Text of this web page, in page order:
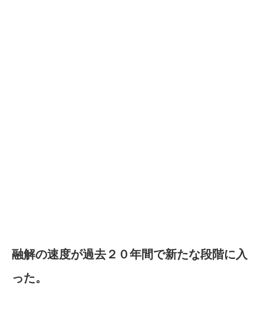
融解の速度が過去２０年間で新たな段階に入
った。